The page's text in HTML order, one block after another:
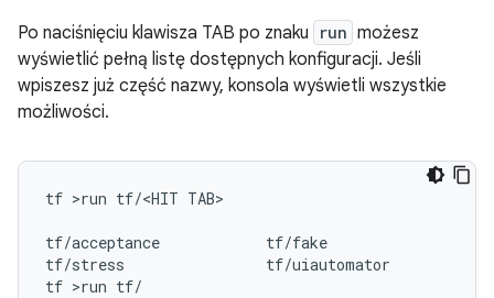
Po naciśnięciu klawisza TAB po znaku run możesz
wyświetlić pełną listę dostępnych konfiguracji. Jeśli
wpiszesz już część nazwy, konsola wyświetli wszystkie
możliwości.
tf >run tf/<HIT TAB>
tf/acceptance tf/fake
tf/stress
tf/uiautomator
tf >run